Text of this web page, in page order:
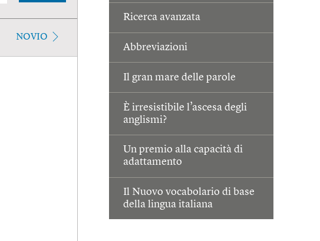
Ricerca avanzata
Abbreviazioni
Il gran mare delle parole
È irresistibile l’ascesa degli
anglismi?
Un premio alla capacità di
adattamento
Il Nuovo vocabolario di base
della lingua italiana
NOVIO